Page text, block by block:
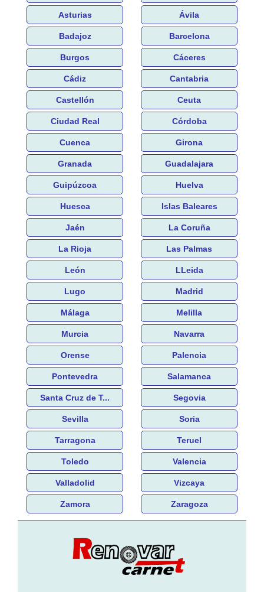
Asturias Ávila
Badajoz Barcelona
Burgos Cáceres
Cádiz Cantabria
Castellón Ceuta
Ciudad Real Córdoba
Cuenca Girona
Granada Guadalajara
Guipúzcoa Huelva
Huesca Islas Baleares
Jaén La Coruña
La Rioja Las Palmas
León LLeida
Lugo Madrid
Málaga Melilla
Murcia Navarra
Orense Palencia
Pontevedra Salamanca
Santa Cruz de T... Segovia
Sevilla Soria
Tarragona Teruel
Toledo Valencia
Valladolid Vizcaya
Zamora Zaragoza